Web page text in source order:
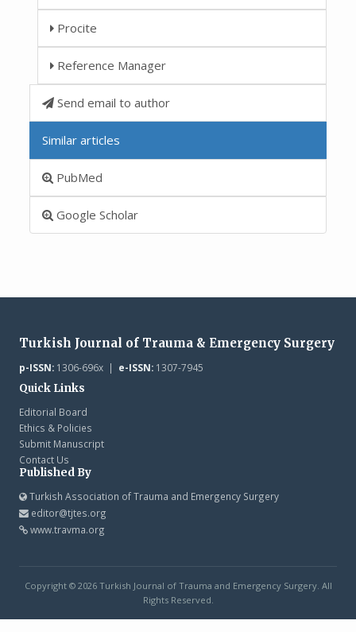
Procite
Reference Manager
Send email to author
Similar articles
PubMed
Google Scholar
Turkish Journal of Trauma & Emergency Surgery
p-ISSN:1306-696x | e-ISSN:1307-7945
Quick Links
Editorial Board
Ethics & Policies
Submit Manuscript
Contact Us
Published By
Turkish Association of Trauma and Emergency Surgery
editor@tjtes.org
www.travma.org
Copyright © 2026 Turkish Journal of Trauma and Emergency Surgery. All
Rights Reserved.